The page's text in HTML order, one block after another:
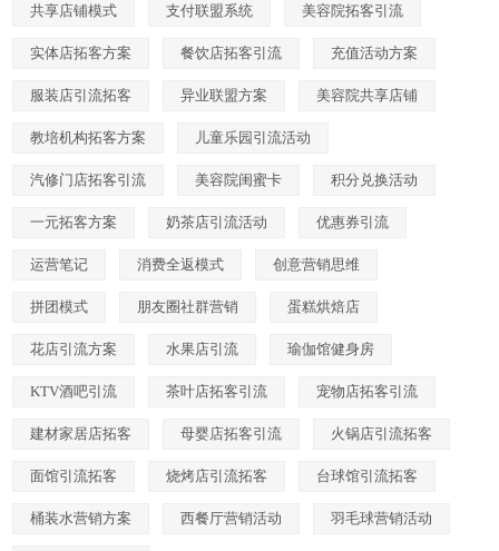
共享店铺模式 支付联盟系统 美容院拓客引流
实体店拓客方案 餐饮店拓客引流 充值活动方案
服装店引流拓客 异业联盟方案 美容院共享店铺
教培机构拓客方案 儿童乐园引流活动
汽修门店拓客引流 美容院闺蜜卡 积分兑换活动
一元拓客方案 奶茶店引流活动 优惠券引流
运营笔记 消费全返模式 创意营销思维
拼团模式 朋友圈社群营销 蛋糕烘焙店
花店引流方案 水果店引流 瑜伽馆健身房
KTV酒吧引流 茶叶店拓客引流 宠物店拓客引流
建材家居店拓客 母婴店拓客引流 火锅店引流拓客
面馆引流拓客 烧烤店引流拓客 台球馆引流拓客
桶装水营销方案 西餐厅营销活动 羽毛球营销活动